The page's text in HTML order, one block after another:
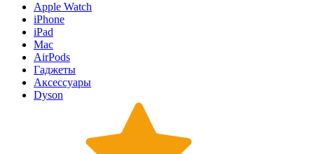
Apple Watch
iPhone
iPad
Mac
AirPods
Гаджеты
Аксессуары
Dyson